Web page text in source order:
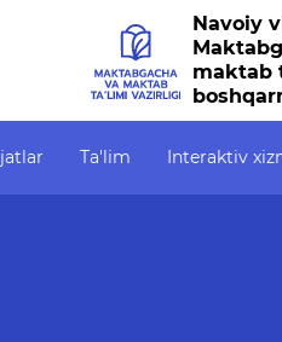
Navoiy
maktab
Ta'lim Interaktiv